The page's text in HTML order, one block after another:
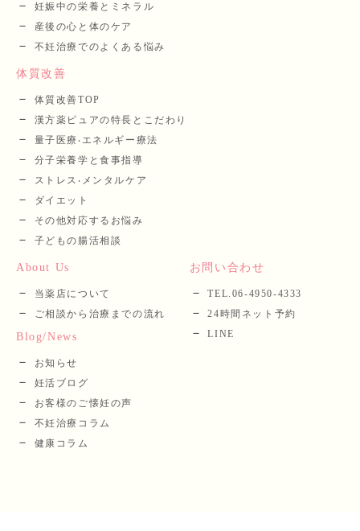
妊娠中の栄養とミネラル
産後の⼼と体のケア
不妊治療でのよくある悩み
体質改善
体質改善TOP
漢⽅薬ピュアの特長とこだわり
量⼦医療‧エネルギー療法
分⼦栄養学と⾷事指導
ストレス‧メンタルケア
ダイエット
その他対応するお悩み
子どもの腸活相談
About Us
当薬店について
ご相談から治療までの流れ
Blog/News
お知らせ
妊活ブログ
お客様のご懐妊の声
不妊治療コラム
健康コラム
お問い合わせ
TEL.06-4950-4333
24時間ネット予約
LINE